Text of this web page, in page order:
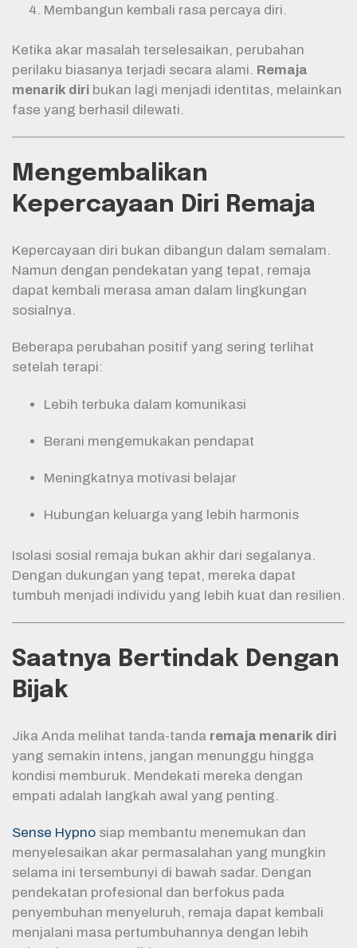
Membangun kembali rasa percaya diri.
Ketika akar masalah terselesaikan, perubahan
perilaku biasanya terjadi secara alami. Remaja
menarik diri bukan lagi menjadi identitas, melainkan
fase yang berhasil dilewati.
Mengembalikan
Kepercayaan Diri Remaja
Kepercayaan diri bukan dibangun dalam semalam.
Namun dengan pendekatan yang tepat, remaja
dapat kembali merasa aman dalam lingkungan
sosialnya.
Beberapa perubahan positif yang sering terlihat
setelah terapi:
Lebih terbuka dalam komunikasi
Berani mengemukakan pendapat
Meningkatnya motivasi belajar
Hubungan keluarga yang lebih harmonis
Isolasi sosial remaja bukan akhir dari segalanya.
Dengan dukungan yang tepat, mereka dapat
tumbuh menjadi individu yang lebih kuat dan resilien.
Saatnya Bertindak Dengan
Bijak
Jika Anda melihat tanda-tanda remaja menarik diri
yang semakin intens, jangan menunggu hingga
kondisi memburuk. Mendekati mereka dengan
empati adalah langkah awal yang penting.
Sense Hypno siap membantu menemukan dan
menyelesaikan akar permasalahan yang mungkin
selama ini tersembunyi di bawah sadar. Dengan
pendekatan profesional dan berfokus pada
penyembuhan menyeluruh, remaja dapat kembali
menjalani masa pertumbuhannya dengan lebih